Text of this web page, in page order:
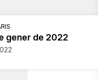
gener de 2022